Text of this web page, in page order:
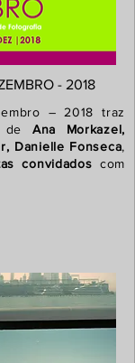
- 2018
– 2018 traz
de Ana Morkazel,
Danielle Fonseca,
convidados com